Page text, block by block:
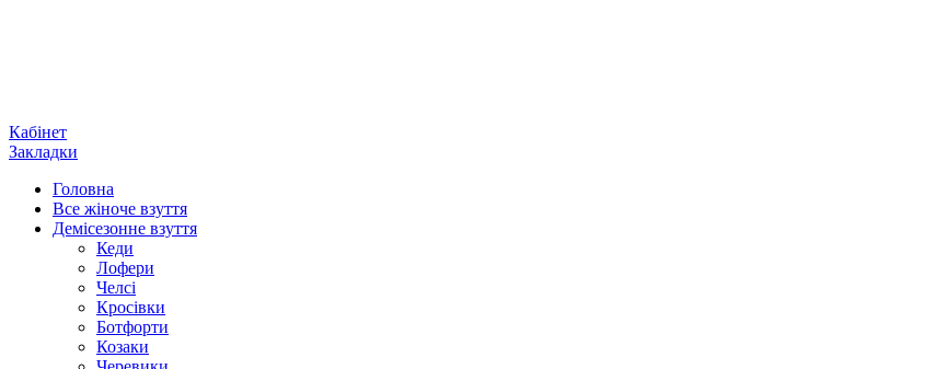
Кабінет
Закладки
Головна
Все жіноче взуття
Демісезонне взуття
Кеди
Лофери
Челсі
Кросівки
Ботфорти
Козаки